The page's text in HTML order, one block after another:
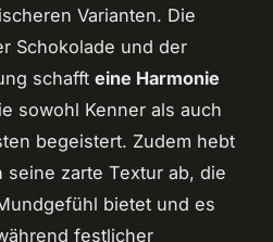
Varianten. Die
Schokolade und der
schafft eine Harmonie
sowohl Kenner als auch
begeistert. Zudem hebt
seine zarte Textur ab, die
bietet und es
festlicher